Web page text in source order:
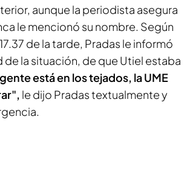
aunque la periodista asegura
le mencionó su nombre. Según
de la tarde, Pradas le informó
de la situación, de que Utiel estaba
está en los tejados, la UME
le dijo Pradas textualmente y